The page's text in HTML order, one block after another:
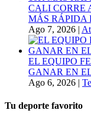
CALI CORRE
MÁS RÁPIDA
Ago 7, 2026 |
EL EQUIPO
GANAR EN
Ago 6, 2026 |
Tu deporte favorito